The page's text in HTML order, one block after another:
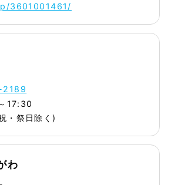
3601001461/
17:30
・祭日除く)
わ